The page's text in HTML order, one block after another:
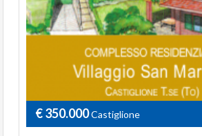
€ 350.000Castiglione